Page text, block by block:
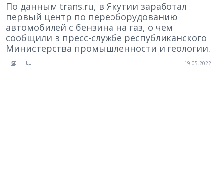
По данным trans.ru, в Якутии заработал
первый центр по переоборудованию
автомобилей с бензина на газ, о чем
сообщили в пресс-службе республиканского
Министерства промышленности и геологии.
19.05.2022